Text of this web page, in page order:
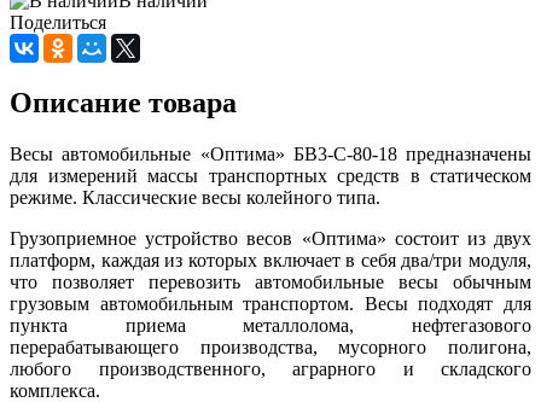
Поделиться
Описание товара
Весы автомобильные «Оптима» БВ3-С-80-18 предназначены
для измерений массы транспортных средств в статическом
режиме. Классические весы колейного типа.
Грузоприемное устройство весов «Оптима» состоит из двух
платформ, каждая из которых включает в себя два/три модуля,
что позволяет перевозить автомобильные весы обычным
грузовым автомобильным транспортом. Весы подходят для
пункта приема металлолома, нефтегазового
перерабатывающего производства, мусорного полигона,
любого производственного, аграрного и складского
комплекса.